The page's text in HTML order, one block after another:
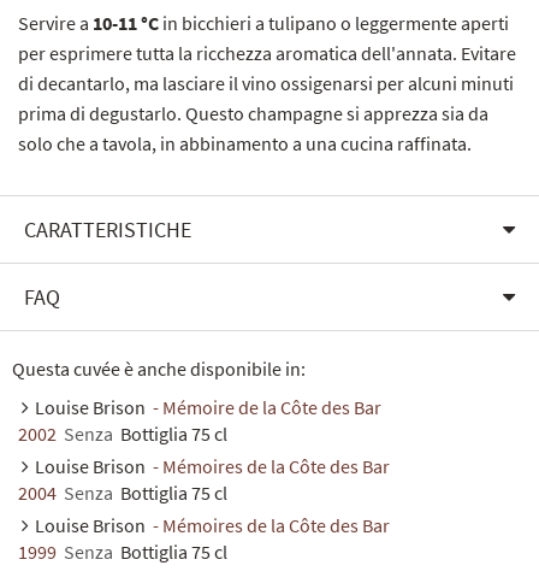
Servire a 10-11 °C in bicchieri a tulipano o leggermente aperti
per esprimere tutta la ricchezza aromatica dell'annata. Evitare
di decantarlo, ma lasciare il vino ossigenarsi per alcuni minuti
prima di degustarlo. Questo champagne si apprezza sia da
solo che a tavola, in abbinamento a una cucina raffinata.
CARATTERISTICHE
FAQ
Questa cuvée è anche disponibile in:
Louise Brison - Mémoire de la Côte des Bar
2002 Senza Bottiglia 75 cl
Louise Brison - Mémoires de la Côte des Bar
2004 Senza Bottiglia 75 cl
Louise Brison - Mémoires de la Côte des Bar
1999 Senza Bottiglia 75 cl